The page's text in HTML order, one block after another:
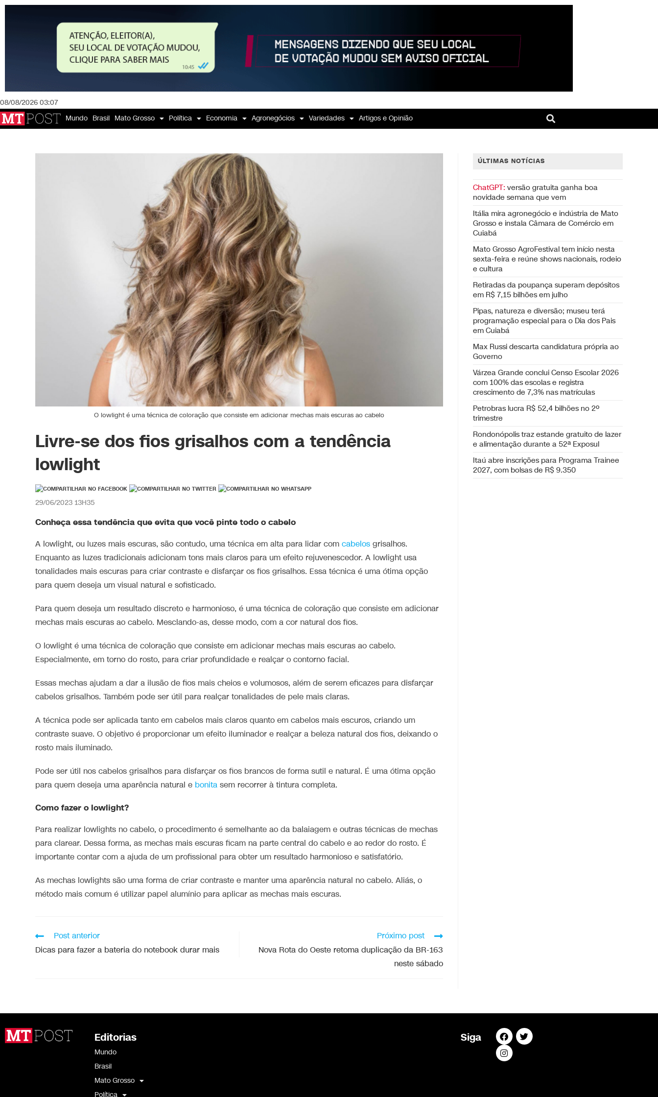
08/08/2026 03:07
Mundo Brasil Mato Grosso Política Economia Agronegócios Variedades Artigos e Opinião
O lowlight é uma técnica de coloração que consiste em adicionar mechas mais escuras ao cabelo
Livre-se dos fios grisalhos com a tendência
lowlight
29/06/2023 13H35
Conheça essa tendência que evita que você pinte todo o cabelo
A lowlight, ou luzes mais escuras, são contudo, uma técnica em alta para lidar com cabelos grisalhos.
Enquanto as luzes tradicionais adicionam tons mais claros para um efeito rejuvenescedor. A lowlight usa
tonalidades mais escuras para criar contraste e disfarçar os fios grisalhos. Essa técnica é uma ótima opção
para quem deseja um visual natural e sofisticado.
Para quem deseja um resultado discreto e harmonioso, é uma técnica de coloração que consiste em adicionar
mechas mais escuras ao cabelo. Mesclando-as, desse modo, com a cor natural dos fios.
O lowlight é uma técnica de coloração que consiste em adicionar mechas mais escuras ao cabelo.
Especialmente, em torno do rosto, para criar profundidade e realçar o contorno facial.
Essas mechas ajudam a dar a ilusão de fios mais cheios e volumosos, além de serem eficazes para disfarçar
cabelos grisalhos. Também pode ser útil para realçar tonalidades de pele mais claras.
A técnica pode ser aplicada tanto em cabelos mais claros quanto em cabelos mais escuros, criando um
contraste suave. O objetivo é proporcionar um efeito iluminador e realçar a beleza natural dos fios, deixando o
rosto mais iluminado.
Pode ser útil nos cabelos grisalhos para disfarçar os fios brancos de forma sutil e natural. É uma ótima opção
para quem deseja uma aparência natural e bonita sem recorrer à tintura completa.
Como fazer o lowlight?
Para realizar lowlights no cabelo, o procedimento é semelhante ao da balaiagem e outras técnicas de mechas
para clarear. Dessa forma, as mechas mais escuras ficam na parte central do cabelo e ao redor do rosto. É
importante contar com a ajuda de um profissional para obter um resultado harmonioso e satisfatório.
As mechas lowlights são uma forma de criar contraste e manter uma aparência natural no cabelo. Aliás, o
método mais comum é utilizar papel alumínio para aplicar as mechas mais escuras.
Post anterior
Dicas para fazer a bateria do notebook durar mais
Próximo post
Nova Rota do Oeste retoma duplicação da BR-163
neste sábado
ÚLTIMAS NOTÍCIAS
ChatGPT: versão gratuita ganha boa
novidade semana que vem
Itália mira agronegócio e indústria de Mato
Grosso e instala Câmara de Comércio em
Cuiabá
Mato Grosso AgroFestival tem início nesta
sexta-feira e reúne shows nacionais, rodeio
e cultura
Retiradas da poupança superam depósitos
em R$ 7,15 bilhões em julho
Pipas, natureza e diversão; museu terá
programação especial para o Dia dos Pais
em Cuiabá
Max Russi descarta candidatura própria ao
Governo
Várzea Grande conclui Censo Escolar 2026
com 100% das escolas e registra
crescimento de 7,3% nas matrículas
Petrobras lucra R$ 52,4 bilhões no 2º
trimestre
Rondonópolis traz estande gratuito de lazer
e alimentação durante a 52ª Exposul
Itaú abre inscrições para Programa Trainee
2027, com bolsas de R$ 9.350
Editorias
Mundo
Brasil
Mato Grosso
Política
Siga